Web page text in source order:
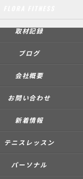
取材記録
ブログ
会社概要
お問い合わせ
新着情報
テニスレッスン
パーソナル